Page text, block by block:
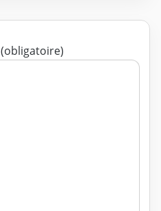
Texte de votre message (obligatoire)